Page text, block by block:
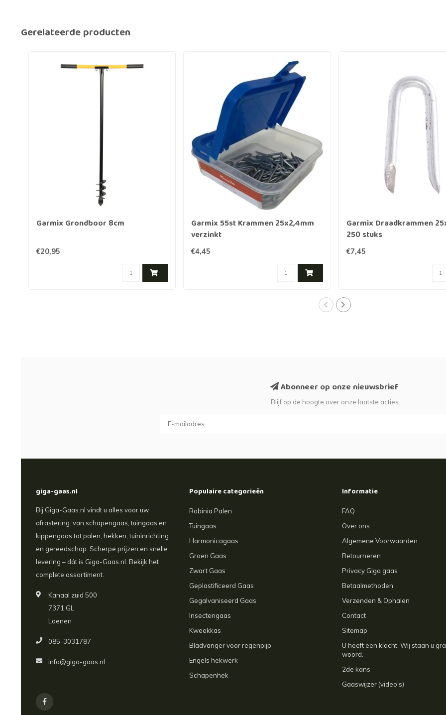
Gerelateerde producten
Garmix Grondboor 8cm
€20,95
Garmix 55st Krammen 25x2,4mm
verzinkt
€4,45
Garmix Draadkrammen
250 stuks
€7,45
Abonneer op onze nieuwsbrief
Blijf op de hoogte over onze laatste acties
giga-gaas.nl
Bij Giga-Gaas.nl vindt u alles voor uw
afrastering: van schapengaas, tuingaas en
kippengaas tot palen, hekken, tuininrichting
en gereedschap. Scherpe prijzen en snelle
levering – dát is Giga-Gaas.nl. Bekijk het
complete assortiment.
Kanaal zuid 500
7371 GL
Loenen
085-3031787
info@giga-gaas.nl
Populaire categorieën
Robinia Palen
Tuingaas
Harmonicagaas
Groen Gaas
Zwart Gaas
Geplastificeerd Gaas
Gegalvaniseerd Gaas
Insectengaas
Kweekkas
Bladvanger voor regenpijp
Engels hekwerk
Schapenhek
Informatie
FAQ
Over ons
Algemene Voorwaarden
Retourneren
Privacy Giga gaas
Betaalmethoden
Verzenden & Ophalen
Contact
Sitemap
U heeft een klacht. Wij staan u
woord.
2de kans
Gaaswijzer (video's)